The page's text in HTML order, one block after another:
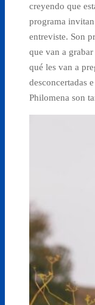
creyendo que
programa
entreviste. Son
que van a
qué les van a
desconcertadas
Philomena son